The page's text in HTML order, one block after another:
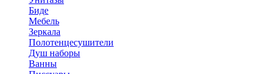
Биде
Мебель
Зеркала
Полотенцесушители
Душ наборы
Ванны